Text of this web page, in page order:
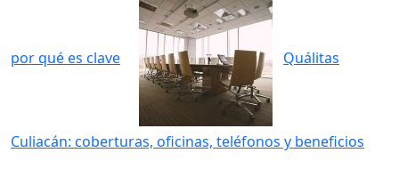
por qué es clave Quálitas
Culiacán: coberturas, oficinas, teléfonos y beneficios